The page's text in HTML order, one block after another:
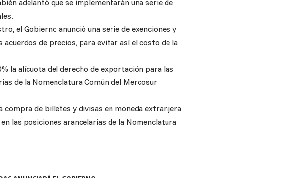
adelantó que se implementarán una serie de
el Gobierno anunció una serie de exenciones y
de precios, para evitar así el costo de la
la alícuota del derecho de exportación para las
de la Nomenclatura Común del Mercosur
compra de billetes y divisas en moneda extranjera
las posiciones arancelarias de la Nomenclatura